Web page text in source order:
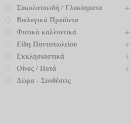
Σοκολατοειδή / Γλυκίσματα
Βιολογικά Προϊόντα
Φυτικά καλλυντικά
Είδη Παντοπωλείου
Εκκλησιαστικά
Οίνος / Ποτά
Δώρα - Συνθέσεις